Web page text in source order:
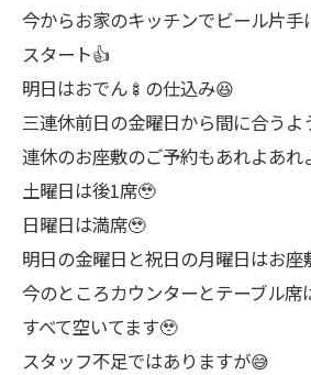
今からお家のキッチンでビール片手
スタート👍
明日はおでん🍢の仕込み😆
三連休前日の金曜日から間に合うよ
連休のお座敷のご予約もあれよあれ
土曜日は後1席🥹
日曜日は満席🥹
明日の金曜日と祝日の月曜日はお座
今のところカウンターとテーブル席
すべて空いてます🥹
スタッフ不足ではありますが😅